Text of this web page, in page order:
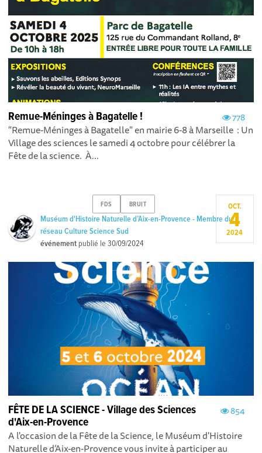
778
Remue-Méninges à Bagatelle !
"Remue-Méninges à Bagatelle" en mairie 6-8 à Marseille : Un
Village des sciences le samedi 4 octobre pour célébrer la
Fête de la science. À...
FDS BRUIT
Muséum d'Histoire Naturelle d’Aix-en-Provence - Membre du
réseau Culture Science Sud
événement publié le30/09/2024
OCT.
4
2024
854
FÊTE DE LA SCIENCE - Village des Sciences
d'Aix-en-Provence
A l'occasion de la Fête de la Science, le Muséum d'Histoire
Naturelle d’Aix-en-Provence vous invite à participer au